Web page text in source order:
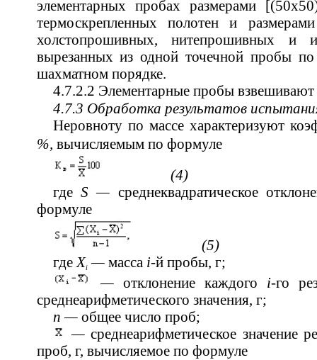
элементарных пробах размерами
термоскрепленных полотен и
холстопрошивных, нитепрошивных и
вырезанных из одной точечной пробы
шахматном порядке.
4.7.2.2 Элементарные пробы взвешивают
4.7.3 Обработка результатов
Неровноту по массе характеризуют
%, вычисляемым по формуле
(4)
где S — среднеквадратическое
формуле
(5)
где Хi—масса i-й пробы, г;
—отклонение каждого i-го
среднеарифметического значения, г;
n —общее число проб;
—среднеарифметическое значение
проб, г, вычисляемое по формуле